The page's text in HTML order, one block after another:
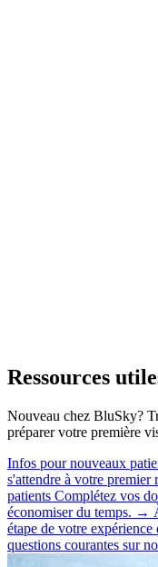
Ressources
Nouveau chez BluSky?
préparer votre première
Infos pour nouveaux
s'attendre à votre premier
patients Complétez vos
économiser du temps. →
étape de votre expérience
questions courantes sur